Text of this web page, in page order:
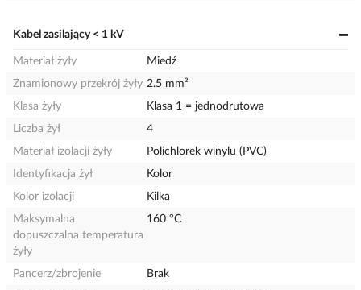
Kabel zasilający < 1 kV
Materiał żyły
Miedź
Znamionowy przekrój żyły 2.5 mm²
Klasa żyły
Klasa 1 = jednodrutowa
Liczba żył
4
Materiał izolacji żyły
Polichlorek winylu (PVC)
Identyfikacja żył
Kolor
Kolor izolacji
Kilka
Maksymalna
dopuszczalna temperatura
żyły
160 °C
Pancerz/zbrojenie
Brak